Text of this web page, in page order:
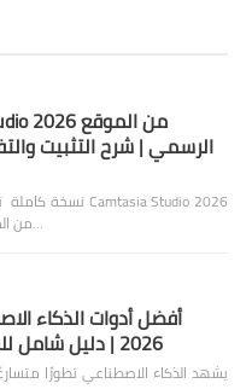
الرسمي | شرح التثبيت
من الموقع الرسمي | شرح التثبيت والتفعيل الرسم…
أفضل أدوات الذكاء
2026 | دليل شامل للمبتدئين والمحترفين
يشهد الذكاء الاصطناعي تطورًا